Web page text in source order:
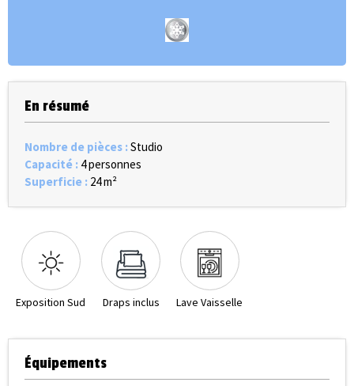
En résumé
Nombre de pièces :Studio
Capacité : 4 personnes
Superficie : 24m²
Exposition Sud Draps inclus Lave Vaisselle
Équipements